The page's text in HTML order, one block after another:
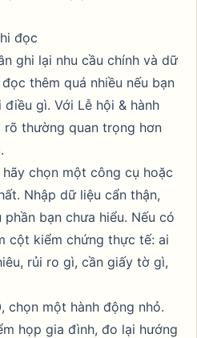
đọc
ghi lại nhu cầu chính và dữ
thêm quá nhiều nếu bạn
gì. Với Lễ hội & hành
thường quan trọng hơn
chọn một công cụ hoặc
Nhập dữ liệu cẩn thận,
bạn chưa hiểu. Nếu có
cột kiểm chứng thực tế: ai
rủi ro gì, cần giấy tờ gì,
chọn một hành động nhỏ.
họp gia đình, đo lại hướng